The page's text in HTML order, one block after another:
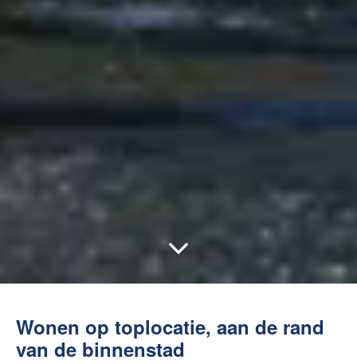
Wonen op toplocatie, aan de rand
van de binnenstad